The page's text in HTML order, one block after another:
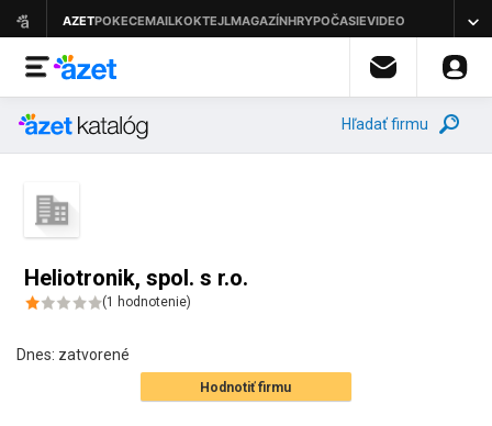
Hľadať firmu
Heliotronik, spol. s r.o.
(1 hodnotenie)
Dnes: zatvorené
Hodnotiť firmu